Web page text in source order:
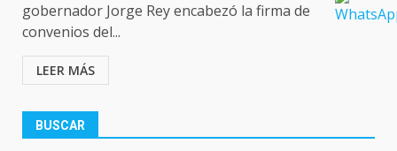
gobernador Jorge Rey encabezó la firma de
convenios del...
LEER MÁS
BUSCAR